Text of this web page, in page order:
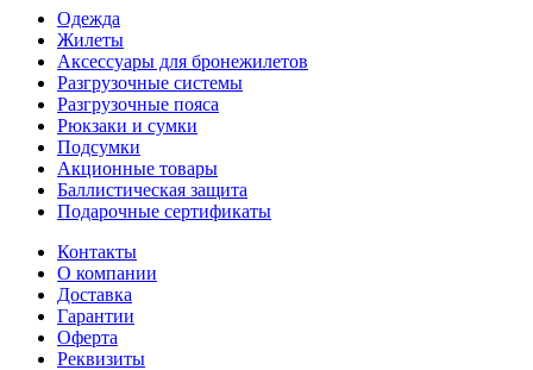
Одежда
Жилеты
Аксессуары для бронежилетов
Разгрузочные системы
Разгрузочные пояса
Рюкзаки и сумки
Подсумки
Акционные товары
Баллистическая защита
Подарочные сертификаты
Контакты
О компании
Доставка
Гарантии
Оферта
Реквизиты